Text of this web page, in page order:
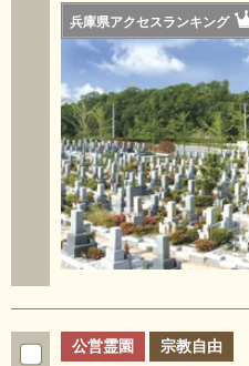
兵庫県アクセスランキング
公営霊園 宗教自由